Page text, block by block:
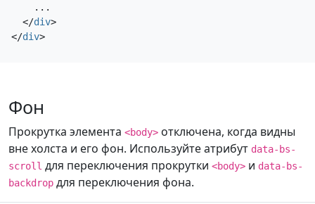
    ...
</div>
</div>
Фон
Прокрутка элемента <body> отключена, когда видны
вне холста и его фон. Используйте атрибут data-bs-
scroll для переключения прокрутки <body> и data-bs-
backdrop для переключения фона.